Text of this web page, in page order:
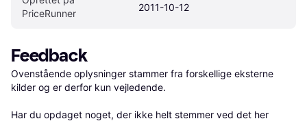
PriceRunner
2011-10-12
Feedback
Ovenstående oplysninger stammer fra forskellige eksterne
kilder og er derfor kun vejledende.
Har du opdaget noget, der ikke helt stemmer ved det her